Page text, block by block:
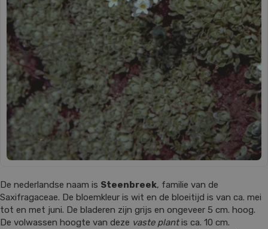
De nederlandse naam is Steenbreek, familie van de
Saxifragaceae. De bloemkleur is wit en de bloeitijd is van ca. mei
tot en met juni. De bladeren zijn grijs en ongeveer 5 cm. hoog.
De volwassen hoogte van deze vaste plantis ca. 10 cm.